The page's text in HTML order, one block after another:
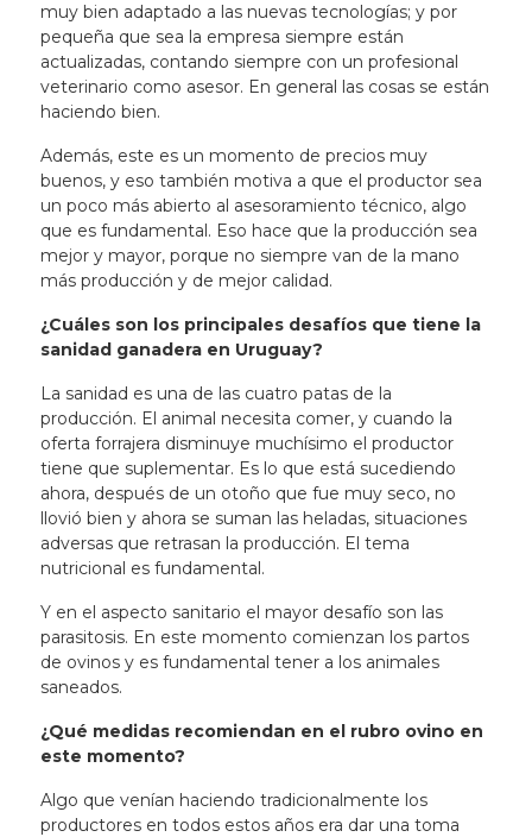
muy bien adaptado a las nuevas tecnologías; y por
pequeña que sea la empresa siempre están
actualizadas, contando siempre con un profesional
veterinario como asesor. En general las cosas se están
haciendo bien.
Además, este es un momento de precios muy
buenos, y eso también motiva a que el productor sea
un poco más abierto al asesoramiento técnico, algo
que es fundamental. Eso hace que la producción sea
mejor y mayor, porque no siempre van de la mano
más producción y de mejor calidad.
¿Cuáles son los principales desafíos que tiene la
sanidad ganadera en Uruguay?
La sanidad es una de las cuatro patas de la
producción. El animal necesita comer, y cuando la
oferta forrajera disminuye muchísimo el productor
tiene que suplementar. Es lo que está sucediendo
ahora, después de un otoño que fue muy seco, no
llovió bien y ahora se suman las heladas, situaciones
adversas que retrasan la producción. El tema
nutricional es fundamental.
Y en el aspecto sanitario el mayor desafío son las
parasitosis. En este momento comienzan los partos
de ovinos y es fundamental tener a los animales
saneados.
¿Qué medidas recomiendan en el rubro ovino en
este momento?
Algo que venían haciendo tradicionalmente los
productores en todos estos años era dar una toma